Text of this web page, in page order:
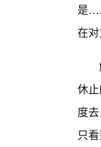
是
在
休
度
只